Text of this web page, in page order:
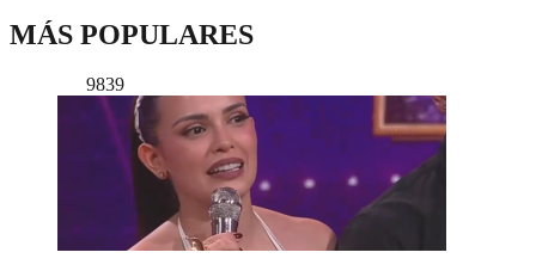
MÁS POPULARES
9839